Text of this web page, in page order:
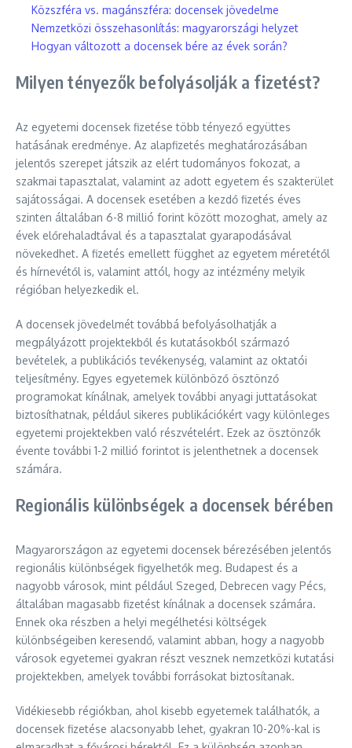
Közszféra vs. magánszféra: docensek jövedelme
Nemzetközi összehasonlítás: magyarországi helyzet
Hogyan változott a docensek bére az évek során?
Milyen tényezők befolyásolják a fizetést?
Az egyetemi docensek fizetése több tényező együttes
hatásának eredménye. Az alapfizetés meghatározásában
jelentős szerepet játszik az elért tudományos fokozat, a
szakmai tapasztalat, valamint az adott egyetem és szakterület
sajátosságai. A docensek esetében a kezdő fizetés éves
szinten általában 6-8 millió forint között mozoghat, amely az
évek előrehaladtával és a tapasztalat gyarapodásával
növekedhet. A fizetés emellett függhet az egyetem méretétől
és hírnevétől is, valamint attól, hogy az intézmény melyik
régióban helyezkedik el.
A docensek jövedelmét továbbá befolyásolhatják a
megpályázott projektekből és kutatásokból származó
bevételek, a publikációs tevékenység, valamint az oktatói
teljesítmény. Egyes egyetemek különböző ösztönző
programokat kínálnak, amelyek további anyagi juttatásokat
biztosíthatnak, például sikeres publikációkért vagy különleges
egyetemi projektekben való részvételért. Ezek az ösztönzők
évente további 1-2 millió forintot is jelenthetnek a docensek
számára.
Regionális különbségek a docensek bérében
Magyarországon az egyetemi docensek bérezésében jelentős
regionális különbségek figyelhetők meg. Budapest és a
nagyobb városok, mint például Szeged, Debrecen vagy Pécs,
általában magasabb fizetést kínálnak a docensek számára.
Ennek oka részben a helyi megélhetési költségek
különbségeiben keresendő, valamint abban, hogy a nagyobb
városok egyetemei gyakran részt vesznek nemzetközi kutatási
projektekben, amelyek további forrásokat biztosítanak.
Vidékiesebb régiókban, ahol kisebb egyetemek találhatók, a
docensek fizetése alacsonyabb lehet, gyakran 10-20%-kal is